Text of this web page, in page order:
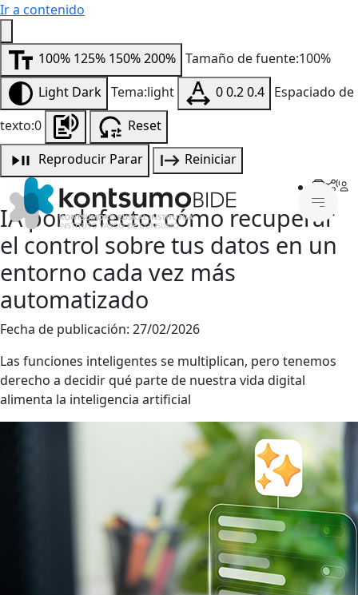
Ir a contenido
100% 125% 150%200% Tamaño de fuente:100%
Light Dark Tema:light 00.20.4 Espaciado de
texto:0
Reset
Reproducir Parar Reiniciar
IA por defecto: cómo recuperar
el control sobre tus datos en un
entorno cada vez más
automatizado
Fecha de publicación: 27/02/2026
Las funciones inteligentes se multiplican, pero tenemos
derecho a decidir qué parte de nuestra vida digital
alimenta la inteligencia artificial